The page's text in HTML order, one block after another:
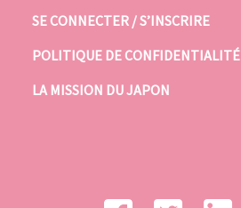
SE CONNECTER / S’INSCRIRE
POLITIQUE DE CONFIDENTIALITÉ
LA MISSION DU JAPON